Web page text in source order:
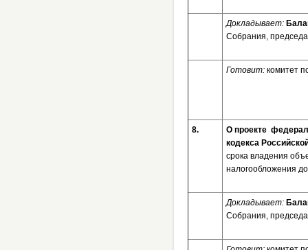
Докладывает:
Собрания,
Готовит: комитет
8.
О проекте
кодекса
срока владения
налогообложения
Докладывает:
Собрания,